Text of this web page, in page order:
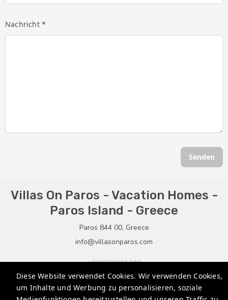
Diese Website verwendet Cookies. Wir verwenden Cookies,
um Inhalte und Werbung zu personalisieren, soziale
Nachricht *
Senden
Villas On Paros - Vacation Homes -
Paros Island - Greece
Paros 844 00, Greece
info@villasonparos.com
+306988555240